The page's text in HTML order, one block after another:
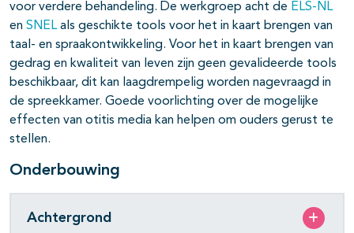
voor verdere behandeling. De werkgroep acht de ELS-NL
en SNELals geschikte tools voor het in kaart brengen van
taal- en spraakontwikkeling. Voor het in kaart brengen van
gedrag en kwaliteit van leven zijn geen gevalideerde tools
beschikbaar, dit kan laagdrempelig worden nagevraagd in
de spreekkamer. Goede voorlichting over de mogelijke
effecten van otitis media kan helpen om ouders gerust te
stellen.
Onderbouwing
Achtergrond